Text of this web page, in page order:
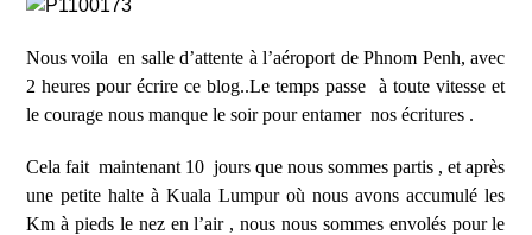
Nous voila en salle d’attente à l’aéroport de Phnom Penh, avec
2 heures pour écrire ce blog..Le temps passe
à toute vitesse et
le courage nous manque le soir pour entamer nos écritures .
Cela fait maintenant 10 jours que nous sommes partis , et après
une petite halte à Kuala Lumpur où nous avons accumulé les
Km à pieds le nez en l’air , nous nous sommes envolés pour le